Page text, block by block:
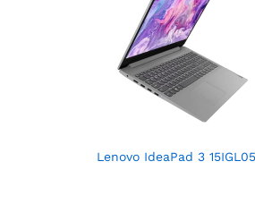
Lenovo IdeaPad 3 15IGL05